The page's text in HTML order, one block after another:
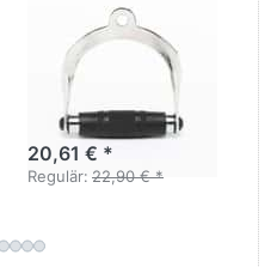
Kabelzuggriff,
Einhandgriff,
geschlossen
(Ergogriff)
20,61 € *
Regulär: 22,90 € *